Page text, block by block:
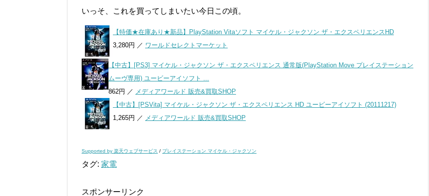
いっそ、これを買ってしまいたい今日この頃。
【特価★在庫あり★新品】PlayStation Vitaソフト マイケル・ジャクソン ザ・エクスペリエンスHD
3,280円 ／ ワールドセレクトマーケット
【中古】[PS3] マイケル・ジャクソン ザ・エクスペリエンス 通常版(PlayStation Move プレイステーション
ムーヴ専用) ユービーアイソフト ...
862円 ／ メディアワールド 販売&買取SHOP
【中古】[PSVita] マイケル・ジャクソン ザ・エクスペリエンス HD ユービーアイソフト (20111217)
1,265円 ／ メディアワールド 販売&買取SHOP
Supported by 楽天ウェブサービス / プレイステーション マイケル・ジャクソン
タグ: 家電
スポンサーリンク